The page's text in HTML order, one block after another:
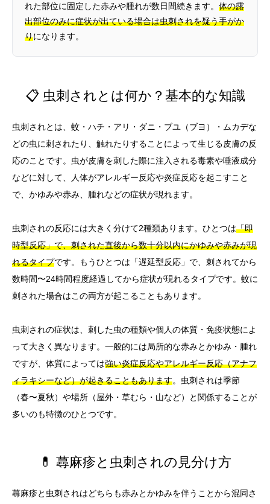
れた部位に固定した赤みや腫れが数日間続きます。 体の露
出部位のみに症状が出ている場合は虫刺されを疑う手がか
りになります。
📋 虫刺されとは何か？基本的な知識
虫刺されとは、蚊・ハチ・アリ・ダニ・ブユ（ブヨ）・ムカデな
どの虫に刺されたり、触れたりすることによって生じる皮膚の反
応のことです。虫が皮膚を刺した際に注入される毒素や唾液成分
などに対して、人体がアレルギー反応や炎症反応を起こすこと
で、かゆみや赤み、腫れなどの症状が現れます。
虫刺されの反応には大きく分けて2種類あります。ひとつは「即
時型反応」で、刺された直後から数十分以内にかゆみや赤みが現
れるタイプです。もうひとつは「遅延型反応」で、刺されてから
数時間〜24時間程度経過してから症状が現れるタイプです。蚊に
刺された場合はこの両方が起こることもあります。
虫刺されの症状は、刺した虫の種類や個人の体質・免疫状態によ
って大きく異なります。一般的には局所的な赤みとかゆみ・腫れ
ですが、体質によっては強い炎症反応やアレルギー反応（アナフ
ィラキシーなど）が起きることもあります。虫刺されは季節
（春〜夏秋）や場所（屋外・草むら・山など）と関係することが
多いのも特徴のひとつです。
💊 蕁麻疹と虫刺されの見分け方
蕁麻疹と虫刺されはどちらも赤みとかゆみを伴うことから混同さ